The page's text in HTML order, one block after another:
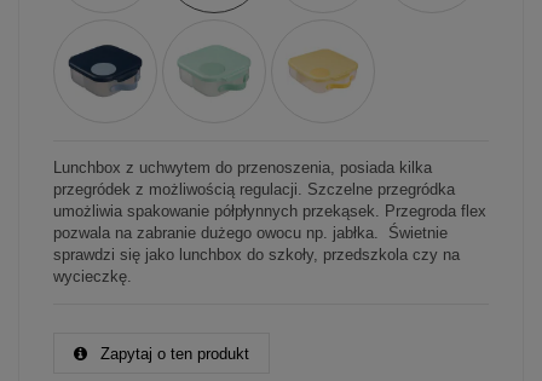
Lunchbox z uchwytem do przenoszenia, posiada kilka
przegródek z możliwością regulacji. Szczelne przegródka
umożliwia spakowanie półpłynnych przekąsek. Przegroda flex
pozwala na zabranie dużego owocu np. jabłka. Świetnie
sprawdzi się jako lunchbox do szkoły, przedszkola czy na
wycieczkę.
Zapytaj o ten produkt